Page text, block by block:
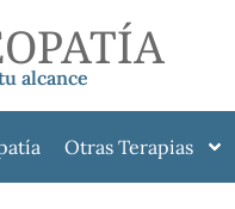
alcance
Otras Terapias